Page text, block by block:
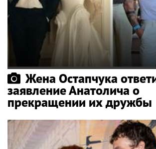
Жена Остапчука
заявление Анатолича о
прекращении их дружбы